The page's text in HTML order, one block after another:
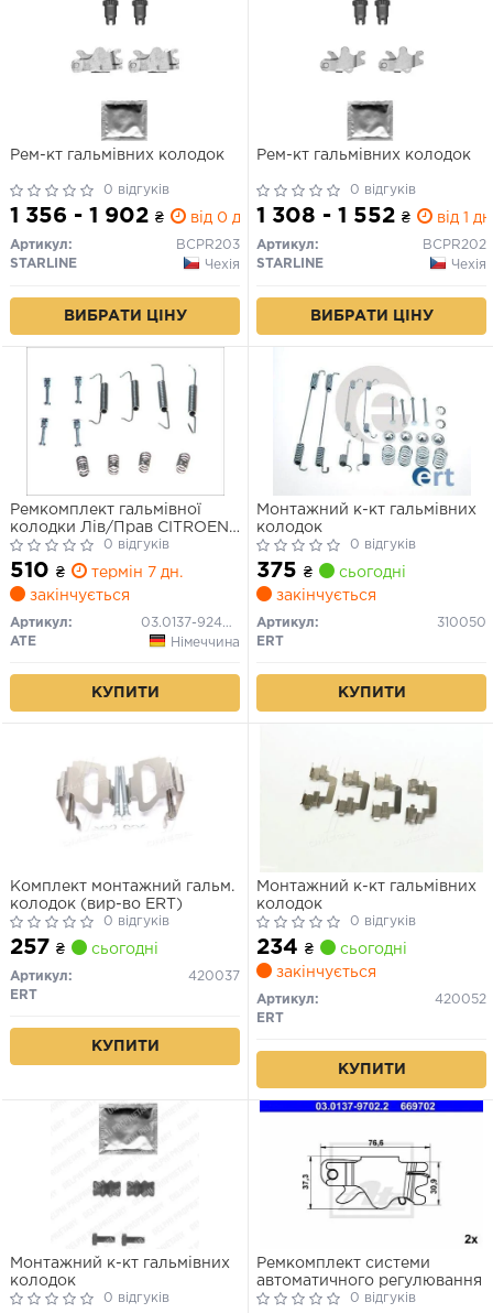
Рем-кт гальмівних колодок
0 відгуків
1 356 - 1 902 ₴ від 0 дн.
Артикул:
BCPR203
STARLINE
Чехія
ВИБРАТИ ЦІНУ
Рем-кт гальмівних колодок
0 відгуків
1 308 - 1 552 ₴ від 1
Артикул:
BCPR202
STARLINE
Чехія
ВИБРАТИ ЦІНУ
Ремкомплект гальмівної
колодки Лів/Прав CITROEN
EVASION FIAT ULYSSE
LANCIA ZETA PEUGEOT 406,
607, 806 1.8-3.0 06.94-02.06
0 відгуків
510 ₴
термін 7 дн.
закінчується
Артикул:
03.0137-9249.2
ATE
Німеччина
КУПИТИ
Монтажний к-кт гальмівних
колодок
0 відгуків
375 ₴
сьогодні
закінчується
Артикул:
310050
ERT
КУПИТИ
Комплект монтажний гальм.
колодок (вир-во ERT)
0 відгуків
257 ₴ сьогодні
Артикул:
420037
ERT
КУПИТИ
Монтажний к-кт гальмівних
колодок
0 відгуків
234 ₴
сьогодні
закінчується
Артикул:
420052
ERT
КУПИТИ
Монтажний к-кт гальмівних
колодок
0 відгуків
Ремкомплект системи
автоматичного регулювання
0 відгуків